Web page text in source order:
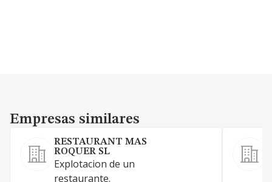
Empresas similares
Empresas similares
RESTAURANT MAS
ROQUER SL
Explotacion de un
restaurante.